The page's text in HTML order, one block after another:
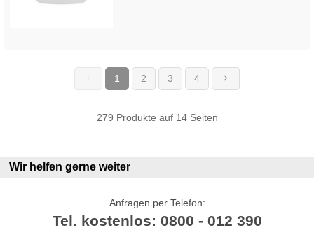
1 (current)
2 3 4
279 Produkte auf 14 Seiten
Wir helfen gerne weiter
Anfragen per Telefon:
Tel. kostenlos: 0800 - 012 390